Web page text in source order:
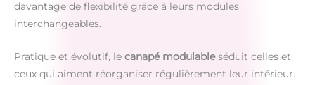
davantage de flexibilité grâce à leurs modules
interchangeables.
Pratique et évolutif, le canapé modulableséduit celles et
ceux qui aiment réorganiser régulièrement leur intérieur.